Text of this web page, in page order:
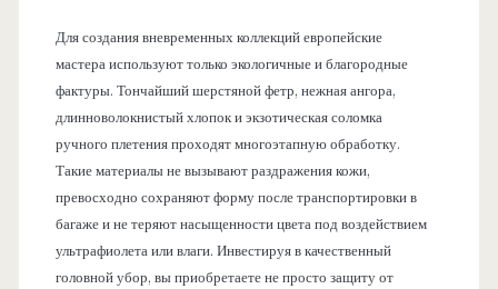
Для создания вневременных коллекций европейские
мастера используют только экологичные и благородные
фактуры. Тончайший шерстяной фетр, нежная ангора,
длинноволокнистый хлопок и экзотическая соломка
ручного плетения проходят многоэтапную обработку.
Такие материалы не вызывают раздражения кожи,
превосходно сохраняют форму после транспортировки в
багаже и не теряют насыщенности цвета под воздействием
ультрафиолета или влаги. Инвестируя в качественный
головной убор, вы приобретаете не просто защиту от